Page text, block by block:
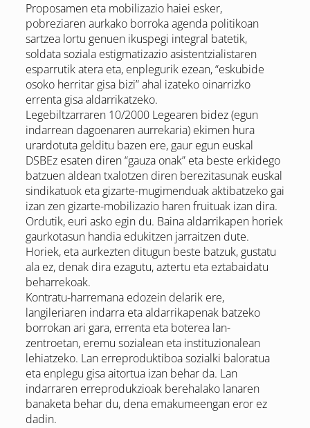
Proposamen eta mobilizazio haiei esker,
pobreziaren aurkako borroka agenda politikoan
sartzea lortu genuen ikuspegi integral batetik,
soldata soziala estigmatizazio asistentzialistaren
esparrutik atera eta, enplegurik ezean, “eskubide
osoko herritar gisa bizi” ahal izateko oinarrizko
errenta gisa aldarrikatzeko.
Legebiltzarraren 10/2000 Legearen bidez (egun
indarrean dagoenaren aurrekaria) ekimen hura
urardotuta gelditu bazen ere, gaur egun euskal
DSBEz esaten diren “gauza onak” eta beste erkidego
batzuen aldean txalotzen diren berezitasunak euskal
sindikatuok eta gizarte-mugimenduak aktibatzeko gai
izan zen gizarte-mobilizazio haren fruituak izan dira.
Ordutik, euri asko egin du. Baina aldarrikapen horiek
gaurkotasun handia edukitzen jarraitzen dute.
Horiek, eta aurkezten ditugun beste batzuk, gustatu
ala ez, denak dira ezagutu, aztertu eta eztabaidatu
beharrekoak.
Kontratu-harremana edozein delarik ere,
langileriaren indarra eta aldarrikapenak batzeko
borrokan ari gara, errenta eta boterea lan-
zentroetan, eremu sozialean eta instituzionalean
lehiatzeko. Lan erreproduktiboa sozialki baloratua
eta enplegu gisa aitortua izan behar da. Lan
indarraren erreprodukzioak berehalako lanaren
banaketa behar du, dena emakumeengan eror ez
dadin.